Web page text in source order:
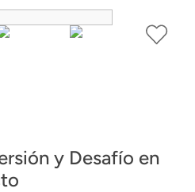
y Desafío en